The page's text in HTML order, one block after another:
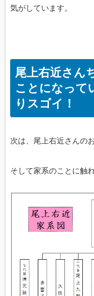
気がしています。
尾上右近さん
ことになって
りスゴイ！
次は、尾上右近さんの
そして家系のことに触